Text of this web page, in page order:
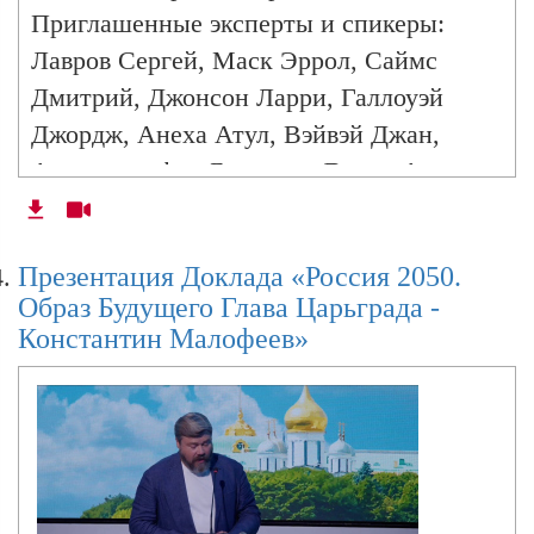
Опыт СВО и его влияние на войны
будущего. «Форум Будущего 2050»
Выступление Алекса Джонса на «Форум
Выступление архиепископа Карло Мария
Вигано на «Форуме будущего 2050»
Приглашенные эксперты и спикеры:
Лавров Сергей, Маск Эррол, Саймс
Дмитрий, Джонсон Ларри, Галлоуэй
Джордж, Анеха Атул, Вэйвэй Джан,
Александр фон Бисмарк, Джонс Алекс,
Блюменталь Макс, Рахлайн Дэвид,
Презентация Доклада «Россия 2050.
Образ Будущего Глава Царьграда -
Константин Малофеев»